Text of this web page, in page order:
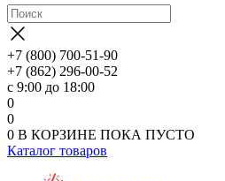
+7 (800) 700-51-90
+7 (862) 296-00-52
с 9:00 до 18:00
0
0
0 В КОРЗИНЕ ПОКА ПУСТО
Каталог товаров